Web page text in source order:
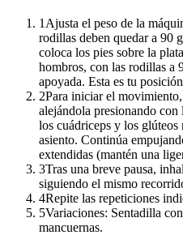
1 Ajusta el peso de la
rodillas deben quedar a 90
coloca los pies sobre la
hombros, con las rodillas a
apoyada. Esta es tu
2Para iniciar el
alejándola presionando
los cuádriceps y los glúteos
asiento. Continúa
extendidas (mantén una
3Tras una breve pausa,
siguiendo el mismo
4Repite las repeticiones
5Variaciones: Sentadilla
mancuernas.